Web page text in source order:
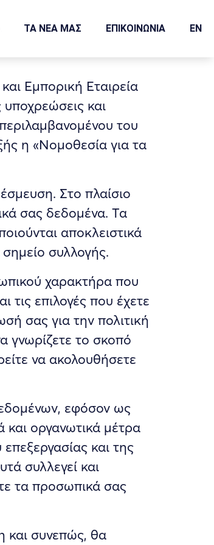
ΤΑ ΝΕΑ ΜΑΣ ΕΠΙΚΟΙΝΩΝΙΑ EN
Εμπορική Εταιρεία
και
του
η «Νομοθεσία για τα
Στο πλαίσιο
σας δεδομένα. Τα
αποκλειστικά
συλλογής.
χαρακτήρα που
επιλογές που έχετε
σας για την πολιτική
γνωρίζετε το σκοπό
να ακολουθήσετε
εφόσον ως
και οργανωτικά μέτρα
και της
συλλεγεί και
τα προσωπικά σας
και συνεπώς, θα